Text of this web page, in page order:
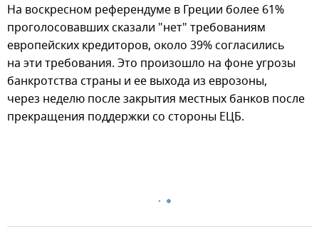
На воскресном референдуме в Греции более 61%
проголосовавших сказали "нет" требованиям
европейских кредиторов, около 39% согласились
на эти требования. Это произошло на фоне угрозы
банкротства страны и ее выхода из еврозоны,
через неделю после закрытия местных банков после
прекращения поддержки со стороны ЕЦБ.